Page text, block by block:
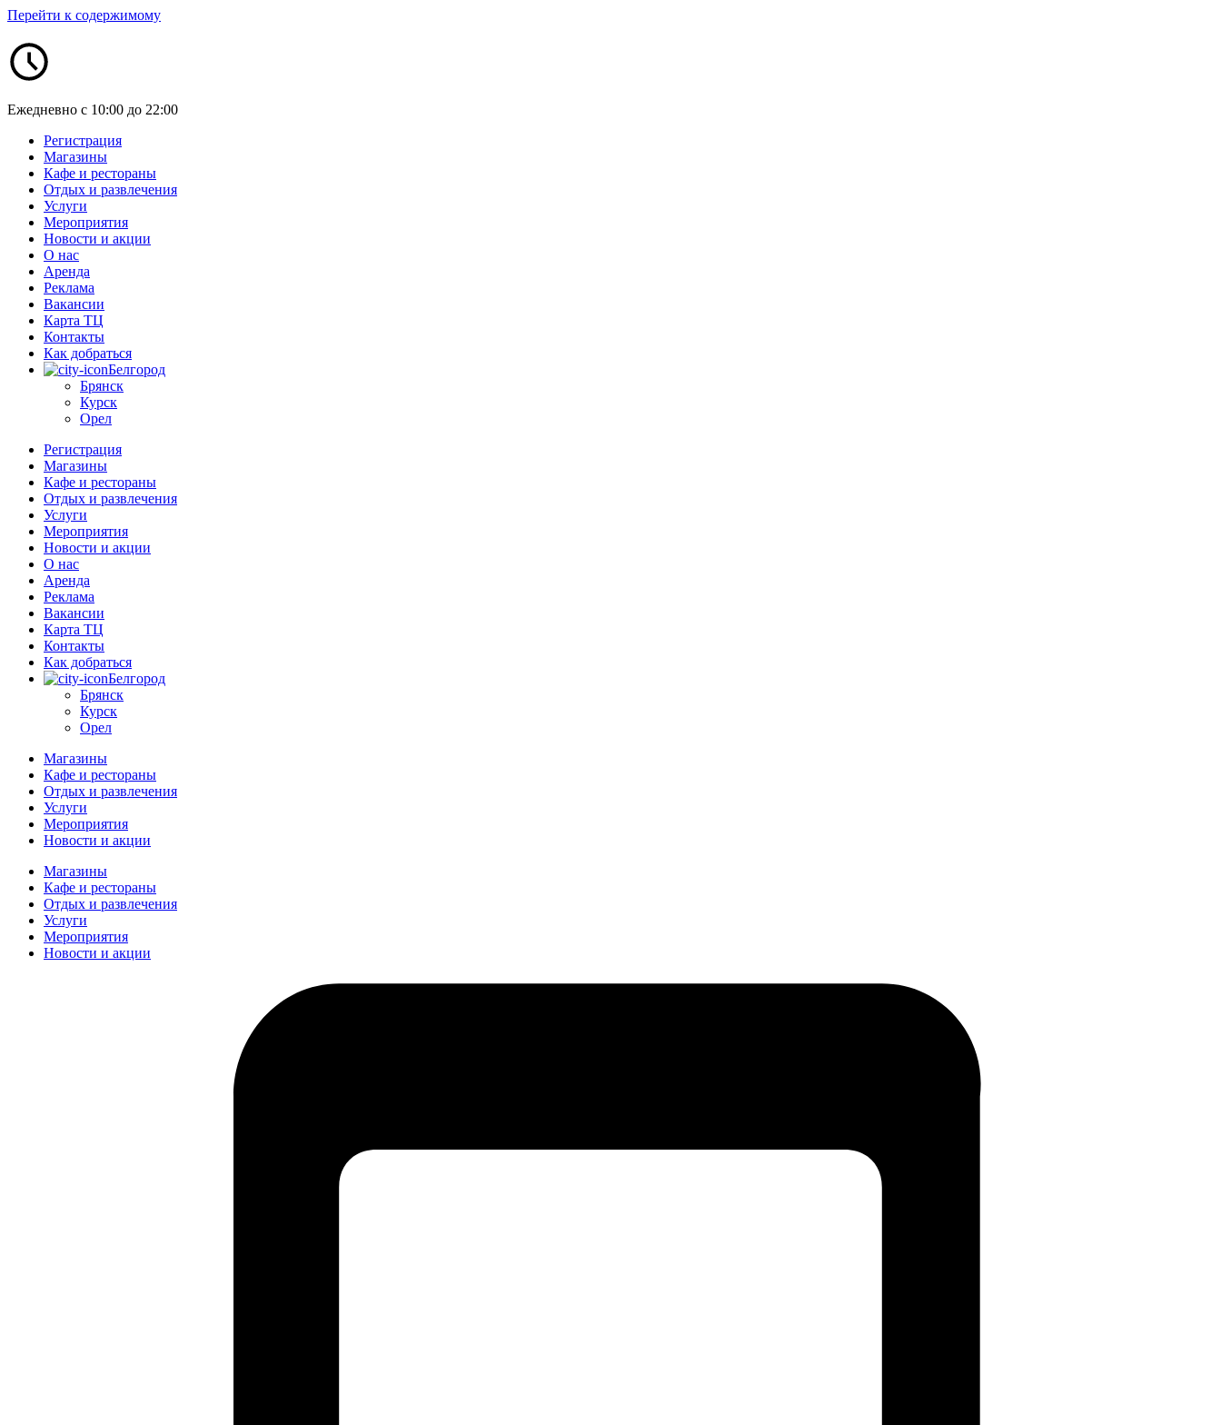
Перейти к содержимому
Ежедневно с 10:00 до 22:00
Регистрация
Магазины
Кафе и рестораны
Отдых и развлечения
Услуги
Мероприятия
Новости и акции
О нас
Аренда
Реклама
Вакансии
Карта ТЦ
Контакты
Как добраться
Белгород
Брянск
Курск
Орел
Регистрация
Магазины
Кафе и рестораны
Отдых и развлечения
Услуги
Мероприятия
Новости и акции
О нас
Аренда
Реклама
Вакансии
Карта ТЦ
Контакты
Как добраться
Белгород
Брянск
Курск
Орел
Магазины
Кафе и рестораны
Отдых и развлечения
Услуги
Мероприятия
Новости и акции
Магазины
Кафе и рестораны
Отдых и развлечения
Услуги
Мероприятия
Новости и акции